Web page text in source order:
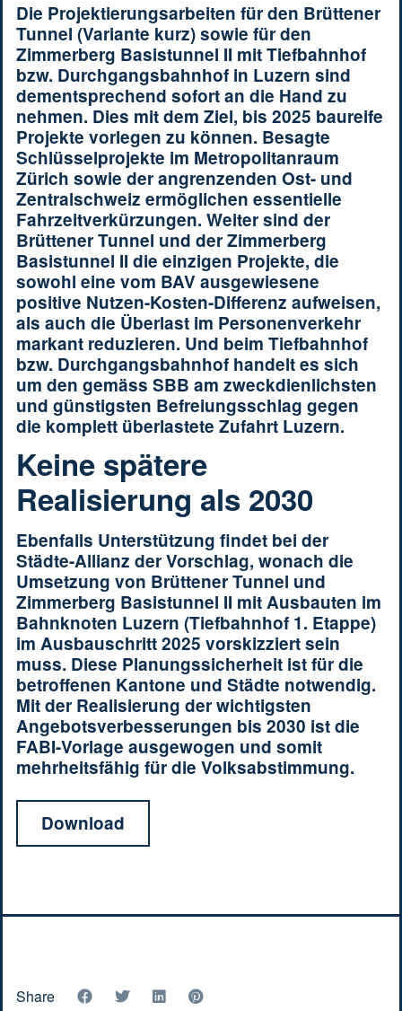
Die Projektierungsarbeiten für den Brüttener
Tunnel (Variante kurz) sowie für den
Zimmerberg Basistunnel II mit Tiefbahnhof
bzw. Durchgangsbahnhof in Luzern sind
dementsprechend sofort an die Hand zu
nehmen. Dies mit dem Ziel, bis 2025 baureife
Projekte vorlegen zu können. Besagte
Schlüsselprojekte im Metropolitanraum
Zürich sowie der angrenzenden Ost- und
Zentralschweiz ermöglichen essentielle
Fahrzeitverkürzungen. Weiter sind der
Brüttener Tunnel und der Zimmerberg
Basistunnel II die einzigen Projekte, die
sowohl eine vom BAV ausgewiesene
positive Nutzen-Kosten-Differenz aufweisen,
als auch die Überlast im Personenverkehr
markant reduzieren. Und beim Tiefbahnhof
bzw. Durchgangsbahnhof handelt es sich
um den gemäss SBB am zweckdienlichsten
und günstigsten Befreiungsschlag gegen
die komplett überlastete Zufahrt Luzern.
Keine spätere
Realisierung als 2030
Ebenfalls Unterstützung findet bei der
Städte-Allianz der Vorschlag, wonach die
Umsetzung von Brüttener Tunnel und
Zimmerberg Basistunnel II mit Ausbauten im
Bahnknoten Luzern (Tiefbahnhof 1. Etappe)
im Ausbauschritt 2025 vorskizziert sein
muss. Diese Planungssicherheit ist für die
betroffenen Kantone und Städte notwendig.
Mit der Realisierung der wichtigsten
Angebotsverbesserungen bis 2030 ist die
FABI-Vorlage ausgewogen und somit
mehrheitsfähig für die Volksabstimmung.
Download
Share